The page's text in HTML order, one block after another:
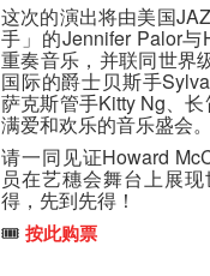
这次的演出将由美国
手」的Jennifer Palor
重奏音乐，并联同世
国际的爵士贝斯手
萨克斯管手Kitty Ng、
满爱和欢乐的音乐盛会。
请一同见证Howard
员在艺穗会舞台上展
得，先到先得！
🎟️按此购票